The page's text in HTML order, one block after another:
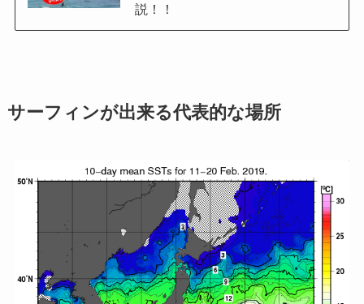
説！！
サーフィンが出来る代表的な場所